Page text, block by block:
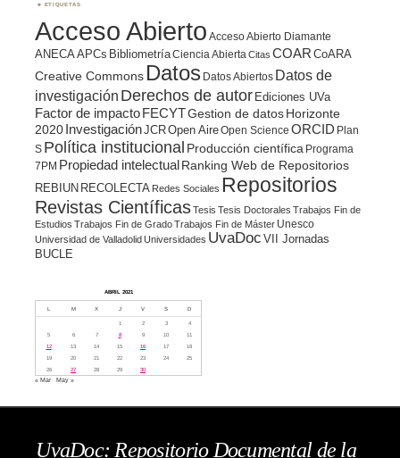
ETIQUETAS
Acceso Abierto Acceso Abierto Diamante
ANECAAPCs BibliometríaCiencia Abierta Citas COAR CoARA
Creative Commons Datos Datos Abiertos Datos de
investigación Derechos de autor Ediciones UVa
Factor de impacto FECYTGestion de datosHorizonte
2020 InvestigaciónJCROpen AireOpen Science ORCID Plan
S Política institucional Producción científica Programa
7PM Propiedad intelectualRanking Web de Repositorios
REBIUN RECOLECTA Redes Sociales Repositorios
Revistas CientíficasTesis Tesis Doctorales Trabajos Fin de
Estudios Trabajos Fin de GradoTrabajos Fin de Máster Unesco
Universidad de ValladolidUniversidades UvaDoc VII Jornadas
BUCLE
ABRIL 2021
L M X J V S D
1 2 3
4
5
6 7 8 9 10
11
12
13 14 15 16 17
18
19
20 21 22 23 24
25
26
27 28 29 30
« Mar May »
UvaDoc: Repositorio Documental de la